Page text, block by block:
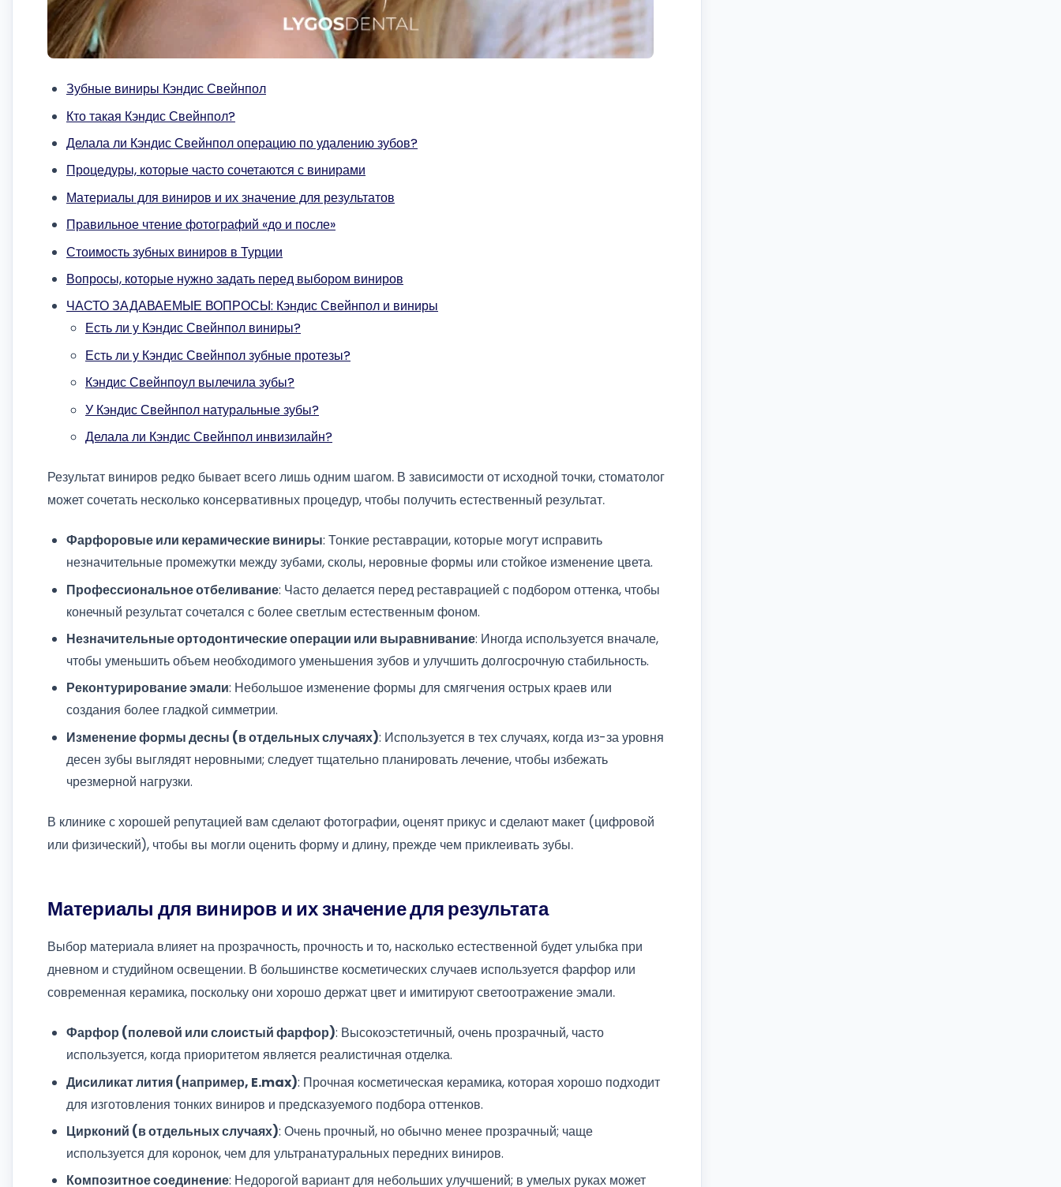
Зубные виниры Кэндис Свейнпол
Кто такая Кэндис Свейнпол?
Делала ли Кэндис Свейнпол операцию по удалению зубов?
Процедуры, которые часто сочетаются с винирами
Материалы для виниров и их значение для результатов
Правильное чтение фотографий «до и после»
Стоимость зубных виниров в Турции
Вопросы, которые нужно задать перед выбором виниров
ЧАСТО ЗАДАВАЕМЫЕ ВОПРОСЫ: Кэндис Свейнпол и виниры
Есть ли у Кэндис Свейнпол виниры?
Есть ли у Кэндис Свейнпол зубные протезы?
Кэндис Свейнпоул вылечила зубы?
У Кэндис Свейнпол натуральные зубы?
Делала ли Кэндис Свейнпол инвизилайн?
Результат виниров редко бывает всего лишь одним шагом. В зависимости от исходной точки, стоматолог
может сочетать несколько консервативных процедур, чтобы получить естественный результат.
Фарфоровые или керамические виниры: Тонкие реставрации, которые могут исправить
незначительные промежутки между зубами, сколы, неровные формы или стойкое изменение цвета.
Профессиональное отбеливание: Часто делается перед реставрацией с подбором оттенка, чтобы
конечный результат сочетался с более светлым естественным фоном.
Незначительные ортодонтические операции или выравнивание: Иногда используется вначале,
чтобы уменьшить объем необходимого уменьшения зубов и улучшить долгосрочную стабильность.
Реконтурирование эмали: Небольшое изменение формы для смягчения острых краев или
создания более гладкой симметрии.
Изменение формы десны (в отдельных случаях): Используется в тех случаях, когда из-за уровня
десен зубы выглядят неровными; следует тщательно планировать лечение, чтобы избежать
чрезмерной нагрузки.
В клинике с хорошей репутацией вам сделают фотографии, оценят прикус и сделают макет (цифровой
или физический), чтобы вы могли оценить форму и длину, прежде чем приклеивать зубы.
Материалы для виниров и их значение для результата
Выбор материала влияет на прозрачность, прочность и то, насколько естественной будет улыбка при
дневном и студийном освещении. В большинстве косметических случаев используется фарфор или
современная керамика, поскольку они хорошо держат цвет и имитируют светоотражение эмали.
Фарфор (полевой или слоистый фарфор): Высокоэстетичный, очень прозрачный, часто
используется, когда приоритетом является реалистичная отделка.
Дисиликат лития (например, E.max): Прочная косметическая керамика, которая хорошо подходит
для изготовления тонких виниров и предсказуемого подбора оттенков.
Цирконий (в отдельных случаях): Очень прочный, но обычно менее прозрачный; чаще
используется для коронок, чем для ультранатуральных передних виниров.
Композитное соединение: Недорогой вариант для небольших улучшений; в умелых руках может